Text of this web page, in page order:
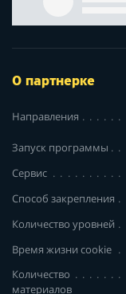
О партнерке
Направления
Запуск программы
Сервис
Способ закрепления
Количество уровней
Время жизни cookie
Количество
материалов